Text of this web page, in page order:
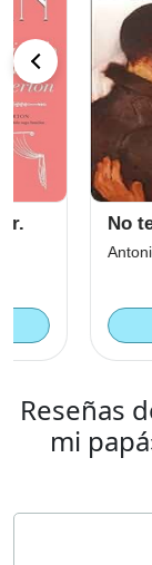
No te veré
Antonio
Reseñas
mi